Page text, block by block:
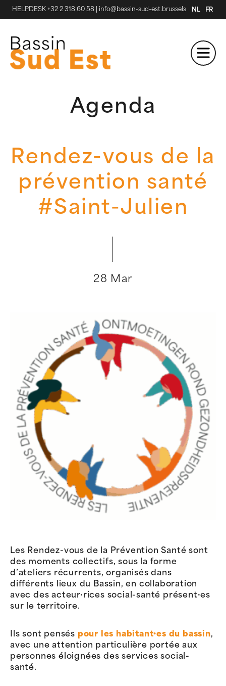
HELPDESK +32 2 318 60 58 info@bassin-sud-est.brussels NL FR
Agenda
Rendez-vous de la
prévention santé
#Saint-Julien
28 Mar
Les Rendez-vous de la Prévention Santé sont
des moments collectifs, sous la forme
d’ateliers récurrents, organisés dans
différents lieux du Bassin, en collaboration
avec des acteur·rices social-santé présent·es
sur le territoire.
Ils sont pensés pour les habitant·es du bassin,
avec une attention particulière portée aux
personnes éloignées des services social-
santé.